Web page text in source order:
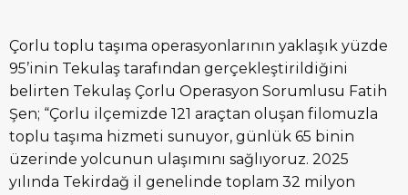
Çorlu toplu taşıma operasyonlarının yaklaşık yüzde
95’inin Tekulaş tarafından gerçekleştirildiğini
belirten Tekulaş Çorlu Operasyon Sorumlusu Fatih
Şen; “Çorlu ilçemizde 121 araçtan oluşan filomuzla
toplu taşıma hizmeti sunuyor, günlük 65 binin
üzerinde yolcunun ulaşımını sağlıyoruz. 2025
yılında Tekirdağ il genelinde toplam 32 milyon